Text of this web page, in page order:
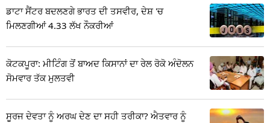
ਡਾਟਾ ਸੈਂਟਰ ਬਦਲਣਗੇ ਭਾਰਤ ਦੀ ਤਸਵੀਰ, ਦੇਸ਼ 'ਚ
ਮਿਲਣਗੀਆਂ 4.33 ਲੱਖ ਨੌਕਰੀਆਂ
ਕੋਟਕਪੂਰਾ: ਮੀਟਿੰਗ ਤੋਂ ਬਾਅਦ ਕਿਸਾਨਾਂ ਦਾ ਰੇਲ ਰੋਕੋ ਅੰਦੋਲਨ
ਸੋਮਵਾਰ ਤੱਕ ਮੁਲਤਵੀ
ਸੂਰਜ ਦੇਵਤਾ ਨੂੰ ਅਰਘ ਦੇਣ ਦਾ ਸਹੀ ਤਰੀਕਾ? ਐਤਵਾਰ ਨੂੰ